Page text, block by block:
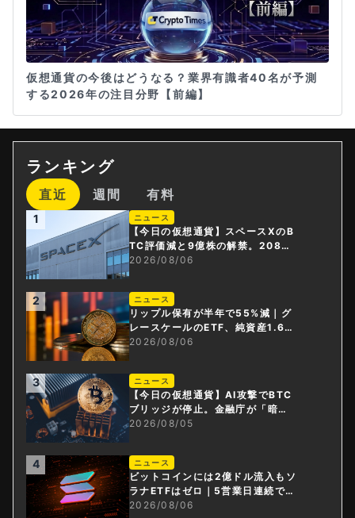
仮想通貨の今後はどうなる？業界有識者40名が予測
する2026年の注目分野【前編】
ランキング
直近 週間 有料
1 ニュース
【今日の仮想通貨】スペースXのB
TC評価減と9億株の解禁。208億
円相当のBTCが盗難
2026/08/06
2 ニュース
リップル保有が半年で55%減｜グ
レースケールのETF、純資産1.6億
ドル減
2026/08/06
3 ニュース
【今日の仮想通貨】AI攻撃でBTC
ブリッジが停止。金融庁が「暗号
資産・ステーブルコイン課」新設
2026/08/05
4 ニュース
ビットコインには2億ドル流入もソ
ラナETFはゼロ｜5営業日連続で停
止
2026/08/06